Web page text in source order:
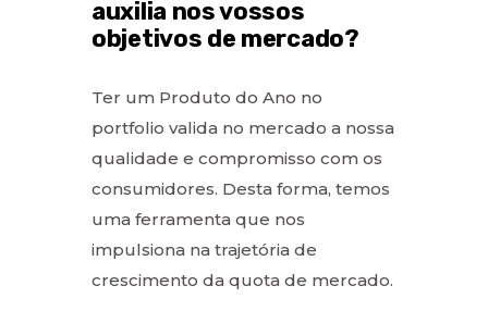
auxilia nos vossos
objetivos de mercado?
Ter um Produto do Ano no
portfolio valida no mercado a nossa
qualidade e compromisso com os
consumidores. Desta forma, temos
uma ferramenta que nos
impulsiona na trajetória de
crescimento da quota de mercado.